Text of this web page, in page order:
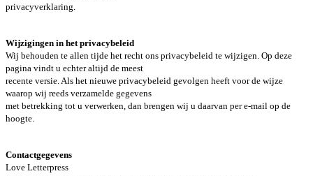
privacyverklaring.
Wijzigingen in het privacybeleid
Wij behouden te allen tijde het recht ons privacybeleid te wijzigen. Op deze
pagina vindt u echter altijd de meest
recente versie. Als het nieuwe privacybeleid gevolgen heeft voor de wijze
waarop wij reeds verzamelde gegevens
met betrekking tot u verwerken, dan brengen wij u daarvan per e-mail op de
hoogte.
Contactgegevens
Love Letterpress